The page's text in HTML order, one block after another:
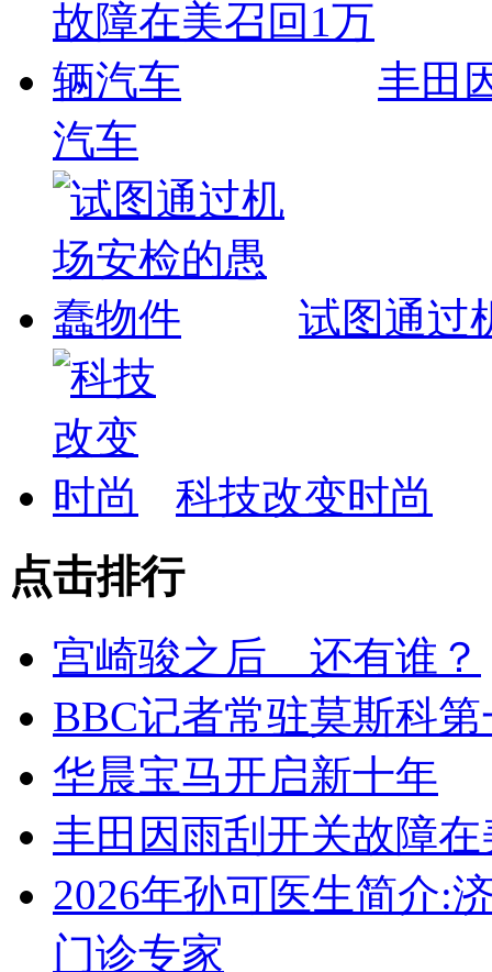
丰田
汽车
试图通过
科技改变时尚
点击排行
宫崎骏之后 还有谁？
BBC记者常驻莫斯科
华晨宝马开启新十年
丰田因雨刮开关故障
2026年孙可医生简介:
门诊专家